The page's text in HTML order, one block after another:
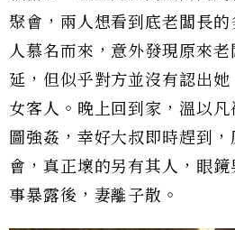
聚會，兩人想看到底老闆長
人慕名而來，意外發現原來
延，但似乎對方並沒有認出
女客人。晚上回到家，溫以
圖強姦，幸好大叔即時趕到
會，真正壞的另有其人，眼
事暴露後，妻離子散。